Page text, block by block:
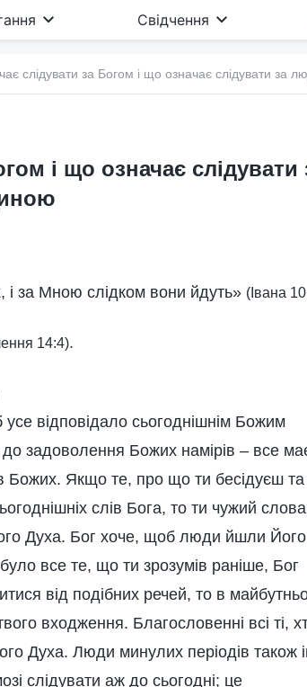
Свідчення
слідувати за Богом і що означає слідувати за
і що означає слідувати
і за Мною слідком вони йдуть» (Івана
14:4).
відповідало сьогоднішнім Божим
задоволення Божих намірів – все
Божих. Якщо те, про що ти бесідуєш та
слів Бога, то ти чужий
Духа. Бог хоче, щоб люди йшли Його
все те, що ти зрозумів раніше, Бог
від подібних речей, то в
входження. Благословенні всі ті,
Духа. Люди минулих періодів також
слідувати аж до сьогодні; це